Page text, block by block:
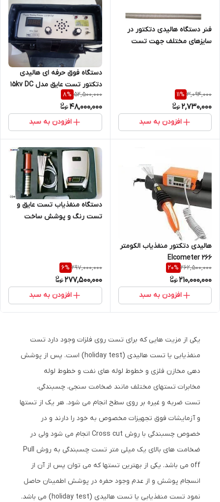
فنر دستگاه هالیدی دتکتور در
سایزهای مختلف جهت تست
3,094,000
11%
2,730,000
افزودن به سبد
دستگاه فوق حرفه ای هالیدی
دتکتور تست عایق مدل 15kv DC
زنور
52,500,000
8%
48,000,000
افزودن به سبد
هالیدی دتکتور منفذیاب الکومتر
Elcometer 266
262,500,000
20%
210,000,000
افزودن به سبد
دستگاه منفذیاب تست عایق و
تست رنگ و پوشش ساخت
297,000,000
6%
277,500,000
افزودن به سبد
یکی از مزیت هایی که برای تست روی فلزات وجود دارد تست
منفذیابی یا تست هالیدی (holiday test) است. پس از پوشش
دهی مخازن فلزی و خطوط لوله های نفت و خطوط لوله
مخابرات تستهای مختلف مانند ضخامت سنجی، چسبندگی،
تست ضربه و غیره بر روی سطح انجام می شود. هر یک از تستها
و آزمایشات فوق تجهیزات مخصوص به خود را دارند و در
خصوص چسبندگی با روش Cross cut انجام می شود ولی در
ضخامت های بالای یک میلی متر تست چسبندگی به روش Pull
off می باشد. یکی از بهترین تستها که می توان پس از آن از
انسجام پوشش و از عدم وجود حفره در پوشش اطمینان حاصل
نمود تست منفذیابی یا تست هالیدی (holiday test) می باشد.